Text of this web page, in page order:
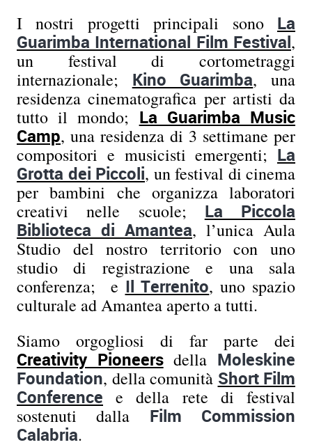
I nostri progetti principali sono La
Guarimba International Film Festival,
un festival di cortometraggi
internazionale; Kino Guarimba, una
residenza cinematografica per artisti da
tutto il mondo; La Guarimba Music
Camp, una residenza di 3 settimane per
compositori e musicisti emergenti; La
Grotta dei Piccoli, un festival di cinema
per bambini che organizza laboratori
creativi nelle scuole; La Piccola
Biblioteca di Amantea, l’unica Aula
Studio del nostro territorio con uno
studio di registrazione e una sala
conferenza; e Il Terrenito, uno spazio
culturale ad Amantea aperto a tutti.
Siamo orgogliosi di far parte dei
Creativity Pioneersdella Moleskine
Foundation, della comunità Short Film
Conference e della rete di festival
sostenuti dalla Film Commission
Calabria.